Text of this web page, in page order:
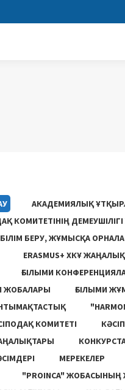
АКАДЕМИЯЛЫҚ
КОМИТЕТІНІҢ
БЕРУ, ЖҰМЫСҚА
ERASMUS+ ХКҰ
ҒЫЛЫМИ
ЖОБАЛАРЫ
ҒЫЛЫМИ
КОМИТЕТІ
МЕРЕКЕЛЕР
"PROINCA"